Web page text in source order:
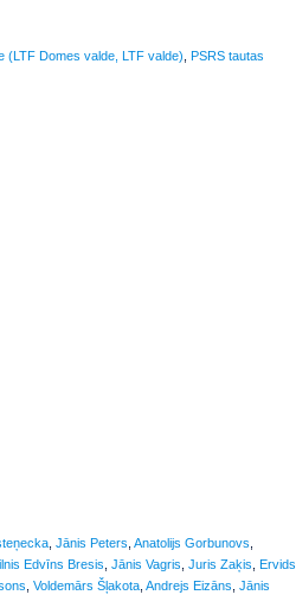
(LTF Domes valde, LTF valde) PSRS tautas
, Jānis Peters Anatolijs Gorbunovs
Edvīns Bresis Jānis Vagris Juris Zaķis
Ervids
Voldemārs Šļakota, Andrejs Eizāns Jānis